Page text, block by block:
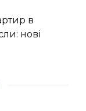
в
нові